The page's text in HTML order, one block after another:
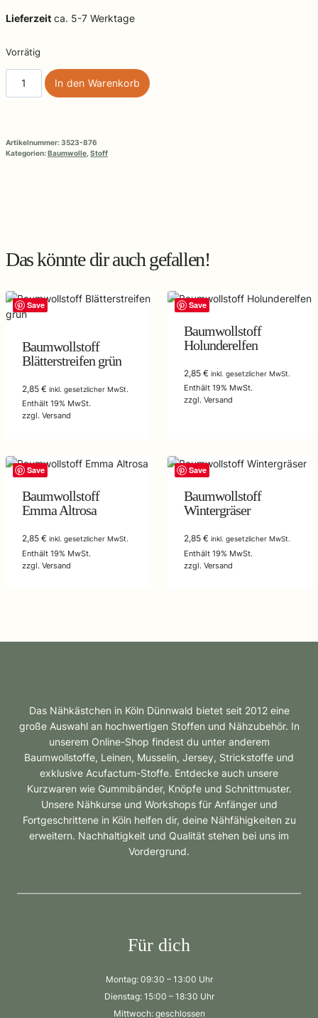
Lieferzeit ca. 5-7 Werktage
Vorrätig
Baumwollstoff
Schachbrettblume
In den Warenkorb
Artikelnummer:3523-876
Kategorien:Baumwolle Stoff
Das könnte dir auch gefallen!
Save
Baumwollstoff
Blätterstreifen grün
2,85 € inkl. gesetzlicher MwSt.
Enthält 19% MwSt.
zzgl. Versand
Save
Baumwollstoff
Holunderelfen
2,85 € inkl. gesetzlicher MwSt.
Enthält 19% MwSt.
zzgl. Versand
Save
Baumwollstoff
Emma Altrosa
2,85 € inkl. gesetzlicher MwSt.
Enthält 19% MwSt.
zzgl. Versand
Save
Baumwollstoff
Wintergräser
2,85 € inkl. gesetzlicher MwSt.
Enthält 19% MwSt.
zzgl. Versand
Das Nähkästchen in Köln Dünnwald bietet seit 2012 eine
große Auswahl an hochwertigen Stoffen und Nähzubehör. In
unserem Online-Shop findest du unter anderem
Baumwollstoffe, Leinen, Musselin, Jersey, Strickstoffe und
exklusive Acufactum-Stoffe. Entdecke auch unsere
Kurzwaren wie Gummibänder, Knöpfe und Schnittmuster.
Unsere Nähkurse und Workshops für Anfänger und
Fortgeschrittene in Köln helfen dir, deine Nähfähigkeiten zu
erweitern. Nachhaltigkeit und Qualität stehen bei uns im
Vordergrund.
Für dich
Montag: 09:30 – 13:00 Uhr
Dienstag: 15:00 – 18:30 Uhr
Mittwoch: geschlossen